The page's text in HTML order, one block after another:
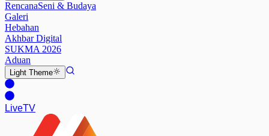
RencanaSeni & Budaya
Galeri
Hebahan
Akhbar Digital
SUKMA 2026
Aduan
Light Theme
LiveTV